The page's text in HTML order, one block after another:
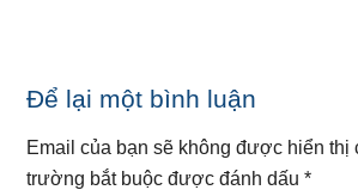
Reader
Interactions
Để lại một bình luận
Email của bạn sẽ không được hiển thị
trường bắt buộc được đánh dấu*